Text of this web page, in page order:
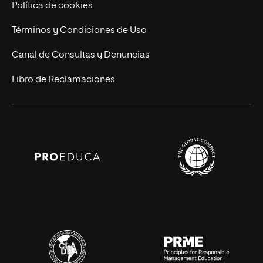
Política de cookies
Términos y Condiciones de Uso
Canal de Consultas y Denuncias
Libro de Reclamaciones